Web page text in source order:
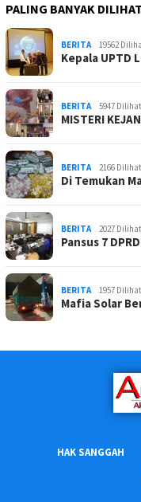
PALING BANYAK DILIHAT
BERITA 19562
Kepala UPTD
BERITA 5947 Dilihat
MISTERI
BERITA 2166 Dilihat
Di Temukan
BERITA 2027 Dilihat
Pansus 7
BERITA 1957 Dilihat
Mafia Solar
HAK SANGGAH